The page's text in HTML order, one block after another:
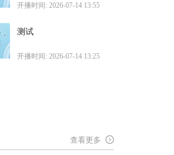
开播时间: 2026-07-14 13:55
测试
开播时间: 2026-07-14 13:25
查看更多